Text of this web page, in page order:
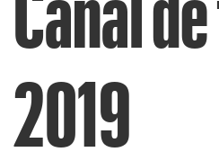
Canal
2019